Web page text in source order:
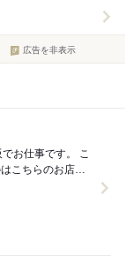
広告を非表示